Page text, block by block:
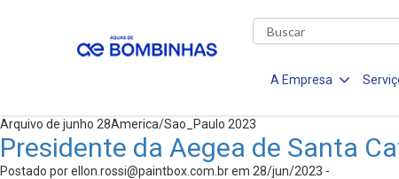
A Empresa
Arquivo de junho 28America/Sao_Paulo 2023
Presidente da Aegea de Santa
Postado porellon.rossi@paintbox.com.brem 28/jun/2023 -